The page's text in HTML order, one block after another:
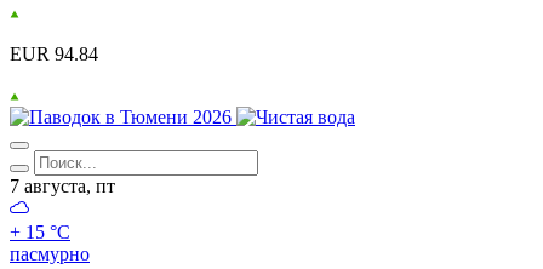
EUR 94.84
7 августа, пт
+ 15 °С
пасмурно